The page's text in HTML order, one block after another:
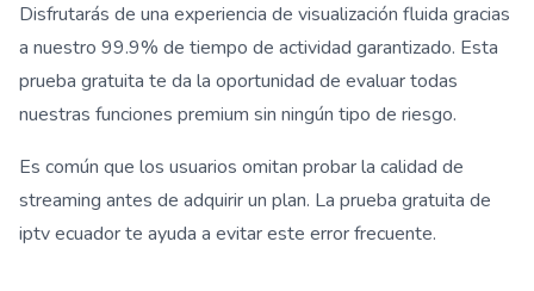
Disfrutarás de una experiencia de visualización fluida gracias
a nuestro 99.9% de tiempo de actividad garantizado. Esta
prueba gratuita te da la oportunidad de evaluar todas
nuestras funciones premium sin ningún tipo de riesgo.
Es común que los usuarios omitan probar la calidad de
streaming antes de adquirir un plan. La prueba gratuita de
iptv ecuador te ayuda a evitar este error frecuente.